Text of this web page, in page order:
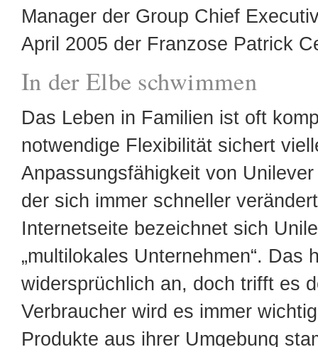
Manager der Group Chief
April 2005 der Franzose Patrick
In der Elbe schwimmen
Das Leben in Familien ist oft
notwendige Flexibilität sichert
Anpassungsfähigkeit von
der sich immer schneller
Internetseite bezeichnet sich
„multilokales Unternehmen“. Das
widersprüchlich an, doch trifft es
Verbraucher wird es immer
Produkte aus ihrer Umgebung